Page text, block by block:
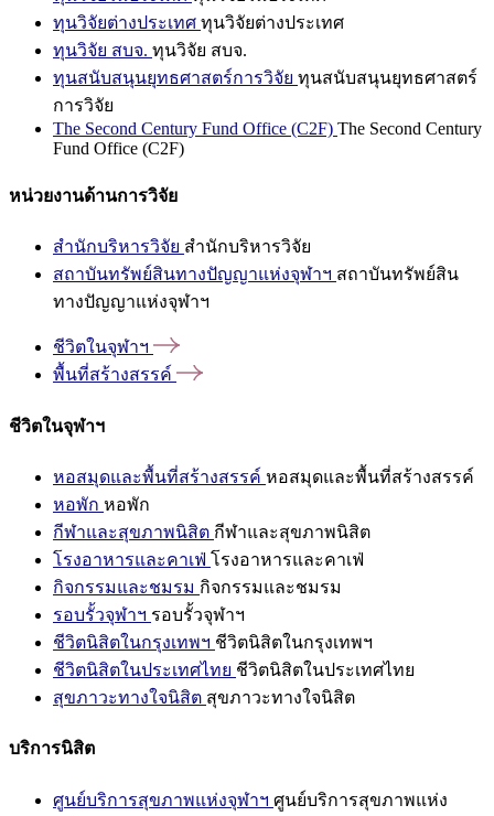
ทุนวิจัยต่างประเทศ ทุนวิจัยต่างประเทศ
ทุนวิจัย สบจ. ทุนวิจัย สบจ.
ทุนสนับสนุนยุทธศาสตร์การวิจัย ทุนสนับสนุนยุทธศาสตร์
การวิจัย
The Second Century Fund Office (C2F) The Second Century
Fund Office (C2F)
หน่วยงานด้านการวิจัย
สำนักบริหารวิจัย สำนักบริหารวิจัย
สถาบันทรัพย์สินทางปัญญาแห่งจุฬาฯ สถาบันทรัพย์สิน
ทางปัญญาแห่งจุฬาฯ
ชีวิตในจุฬาฯ
พื้นที่สร้างสรรค์
ชีวิตในจุฬาฯ
หอสมุดและพื้นที่สร้างสรรค์ หอสมุดและพื้นที่สร้างสรรค์
หอพัก หอพัก
กีฬาและสุขภาพนิสิต กีฬาและสุขภาพนิสิต
โรงอาหารและคาเฟ่ โรงอาหารและคาเฟ่
กิจกรรมและชมรม กิจกรรมและชมรม
รอบรั้วจุฬาฯ รอบรั้วจุฬาฯ
ชีวิตนิสิตในกรุงเทพฯ ชีวิตนิสิตในกรุงเทพฯ
ชีวิตนิสิตในประเทศไทย ชีวิตนิสิตในประเทศไทย
สุขภาวะทางใจนิสิต สุขภาวะทางใจนิสิต
บริการนิสิต
ศูนย์บริการสุขภาพแห่งจุฬาฯ ศูนย์บริการสุขภาพแห่ง